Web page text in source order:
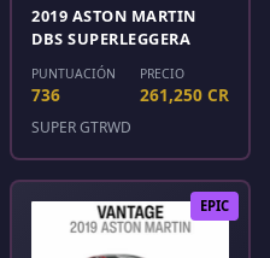
2019 ASTON MARTIN
DBS SUPERLEGGERA
PUNTUACIÓN
736
PRECIO
261,250 CR
SUPER GTRWD
EPIC